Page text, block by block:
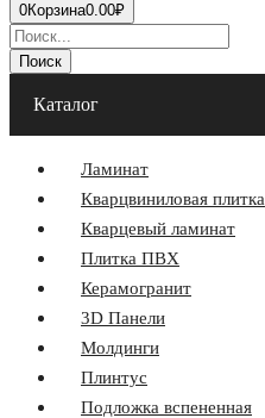
0Корзина0.00₽
Поиск
Каталог
Ламинат
Кварцвиниловая плитка
Кварцевый ламинат
Плитка ПВХ
Керамогранит
3D Панели
Молдинги
Плинтус
Подложка вспененная